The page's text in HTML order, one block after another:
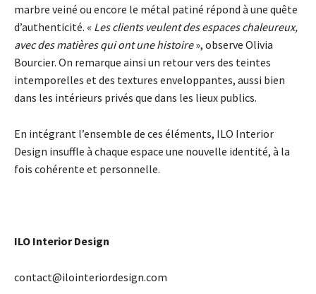
marbre veiné ou encore le métal patiné répond à une quête
d’authenticité. « Les clients veulent des espaces chaleureux,
avec des matières qui ont une histoire», observe Olivia
Bourcier. On remarque ainsi un retour vers des teintes
intemporelles et des textures enveloppantes, aussi bien
dans les intérieurs privés que dans les lieux publics.
En intégrant l’ensemble de ces éléments, ILO Interior
Design insuffle à chaque espace une nouvelle identité, à la
fois cohérente et personnelle.
ILO Interior Design
contact@ilointeriordesign.com